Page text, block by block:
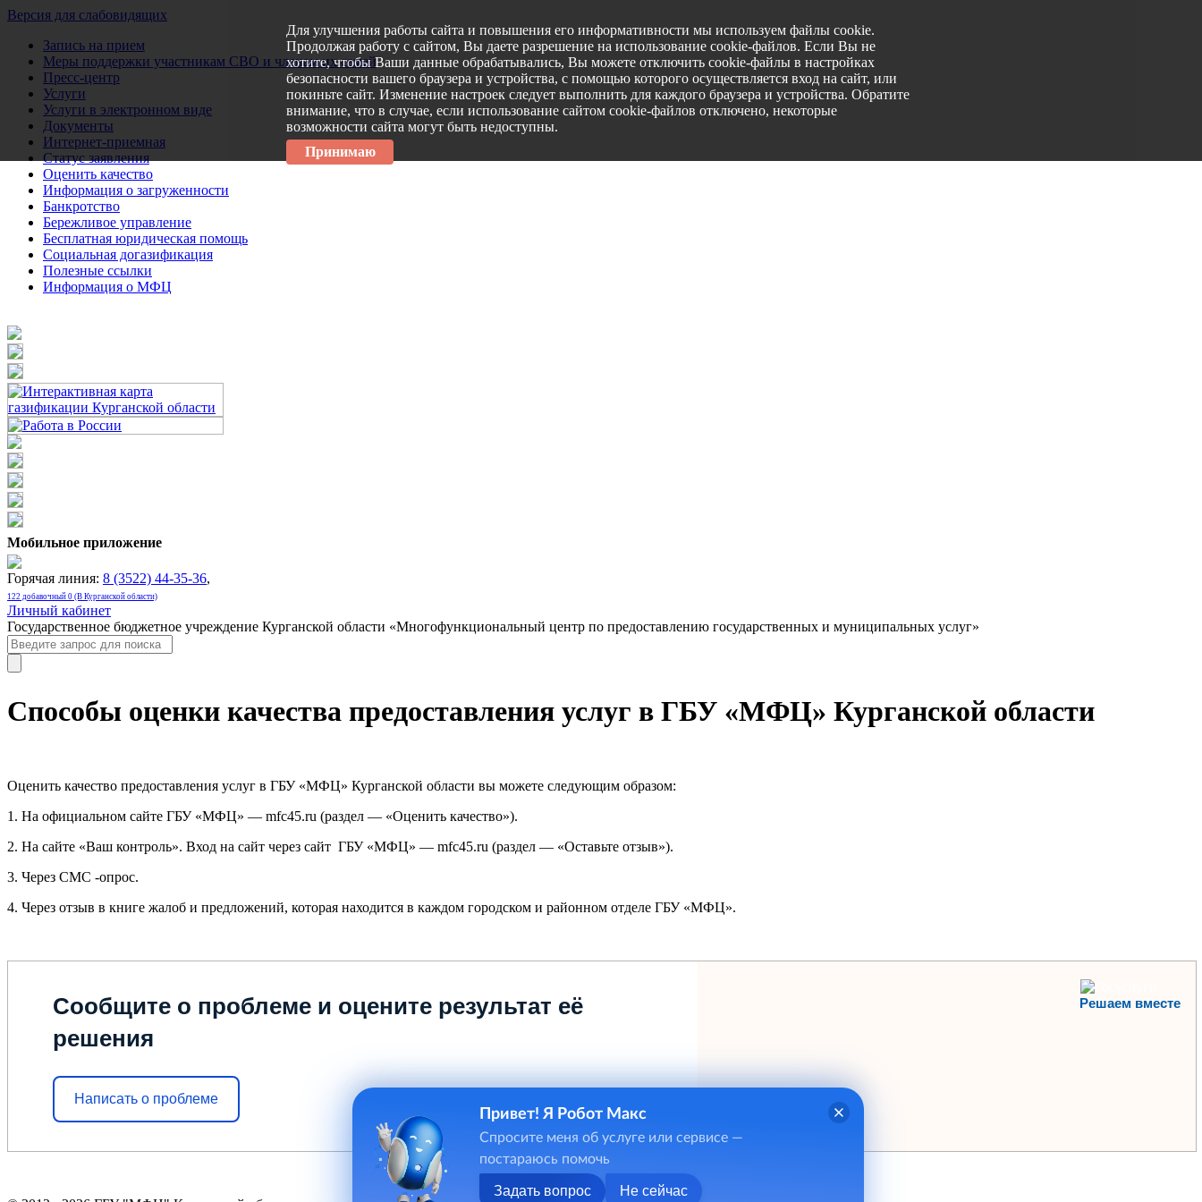
Версия для слабовидящих
Запись на прием
Меры поддержки участникам СВО и членам их семей
Пресс-центр
Услуги
Услуги в электронном виде
Документы
Интернет-приемная
Статус заявления
Оценить качество
Информация о загруженности
Банкротство
Бережливое управление
Бесплатная юридическая помощь
Социальная догазификация
Полезные ссылки
Информация о МФЦ
Мобильное приложение
Горячая линия: 8 (3522) 44-35-36,
122 добавочный 0 (В Курганской области)
Личный кабинет
Государственное бюджетное учреждение Курганской области «Многофункциональный центр по предоставлению государственных и муниципальных услуг»
Способы оценки качества предоставления услуг в ГБУ «МФЦ» Курганской области
Оценить качество предоставления услуг в ГБУ «МФЦ» Курганской области вы можете следующим образом:
1. На официальном сайте ГБУ «МФЦ» — mfc45.ru (раздел — «Оценить качество»).
2. На сайте «Ваш контроль». Вход на сайт через сайт ГБУ «МФЦ» — mfc45.ru (раздел — «Оставьте отзыв»).
3. Через СМС -опрос.
4. Через отзыв в книге жалоб и предложений, которая находится в каждом городском и районном отделе ГБУ «МФЦ».
Решаем вместе
Сообщите о проблеме и оцените результат её
решения
Написать о проблеме
Для улучшения работы сайта и повышения его информативности мы используем файлы cookie.
Продолжая работу с сайтом, Вы даете разрешение на использование cookie-файлов. Если Вы не
хотите, чтобы Ваши данные обрабатывались, Вы можете отключить cookie-файлы в настройках
безопасности вашего браузера и устройства, с помощью которого осуществляется вход на сайт, или
покиньте сайт. Изменение настроек следует выполнить для каждого браузера и устройства. Обратите
внимание, что в случае, если использование сайтом cookie-файлов отключено, некоторые
возможности сайта могут быть недоступны.
Принимаю
Привет! Я Робот Макс
Спросите меня об услуге или сервисе —
постараюсь помочь
Задать вопрос Не сейчас